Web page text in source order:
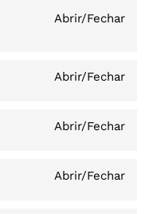
Abrir/Fechar
Abrir/Fechar
Abrir/Fechar
Abrir/Fechar